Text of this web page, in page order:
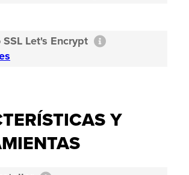
Let's Encrypt
Y